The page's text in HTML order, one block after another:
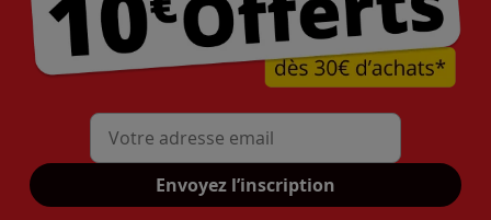
Mon adresse mail
Envoyez l’inscription